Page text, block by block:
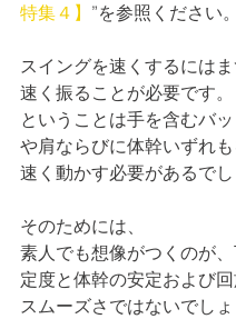
特集４】 ”を参照ください。
スイングを速くするには
速く振ることが必要です。
ということは手を含むバ
や肩ならびに体幹いずれも
速く動かす必要があるでし
そのためには、
素人でも想像がつくのが
定度と体幹の安定および
スムーズさではないでしょ